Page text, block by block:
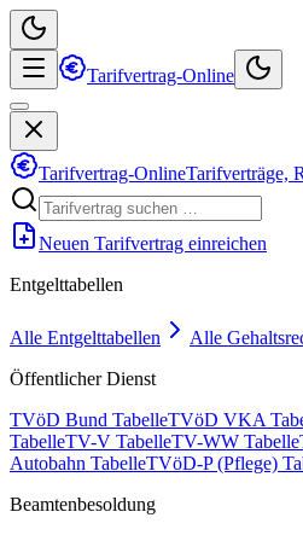
Tarifvertrag-Online
Tarifvertrag-OnlineTarifverträge,
Neuen Tarifvertrag einreichen
Entgelttabellen
Alle Entgelttabellen
Alle
Öffentlicher Dienst
TVöD Bund TabelleTVöD VKA
TabelleTV-V TabelleTV-WW Tabelle
Autobahn TabelleTVöD-P (Pflege)
Beamtenbesoldung